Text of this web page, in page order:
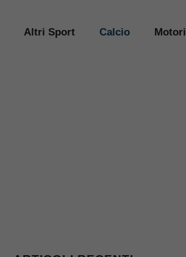
Altri Sport Calcio Motori